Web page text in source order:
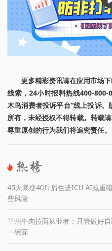
更多精彩资讯请在应用市场
线索，24小时报料热线400-
木鸟消费者投诉平台”线上投诉
所有，未经授权不得转载。转载
尊重原创的行为我们将追究责任。
45天暴瘦40斤后住进ICU AI减重
些风险
兰州牛肉拉面从业者：只管做好
一碗面